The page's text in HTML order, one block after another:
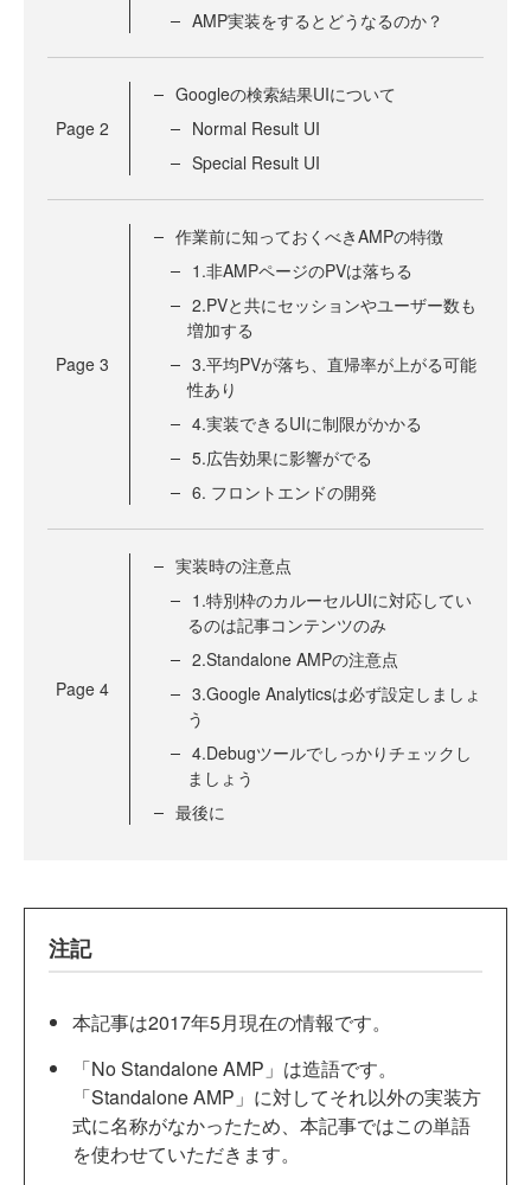
AMP実装をするとどうなるのか？
Page 2
Googleの検索結果UIについて
Normal Result UI
Special Result UI
Page 3
作業前に知っておくべきAMPの特徴
1.非AMPページのPVは落ちる
2.PVと共にセッションやユーザー数も
増加する
3.平均PVが落ち、直帰率が上がる可能
性あり
4.実装できるUIに制限がかかる
5.広告効果に影響がでる
6. フロントエンドの開発
Page 4
実装時の注意点
1.特別枠のカルーセルUIに対応してい
るのは記事コンテンツのみ
2.Standalone AMPの注意点
3.Google Analyticsは必ず設定しましょ
う
4.Debugツールでしっかりチェックし
ましょう
最後に
注記
本記事は2017年5月現在の情報です。
「No Standalone AMP」は造語です。
「Standalone AMP」に対してそれ以外の実装方
式に名称がなかったため、本記事ではこの単語
を使わせていただきます。